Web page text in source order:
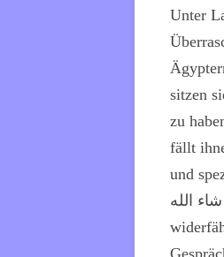
Unter
sitzen
zu
fällt
und